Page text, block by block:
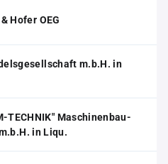
Hofer OEG
m.b.H. in
TECHNIK" Maschinenbau-
in Liqu.